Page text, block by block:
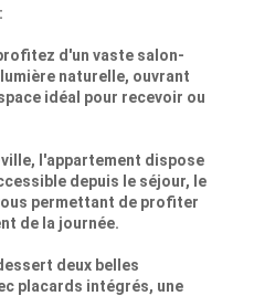
d'un vaste salon-
naturelle, ouvrant
idéal pour recevoir ou
l'appartement dispose
depuis le séjour, le
permettant de profiter
de la journée.
deux belles
placards intégrés, une